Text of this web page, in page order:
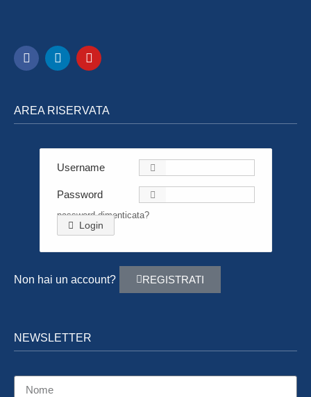
AREA RISERVATA
Username
Password
password dimenticata?
Login
Non hai un account? REGISTRATI
NEWSLETTER